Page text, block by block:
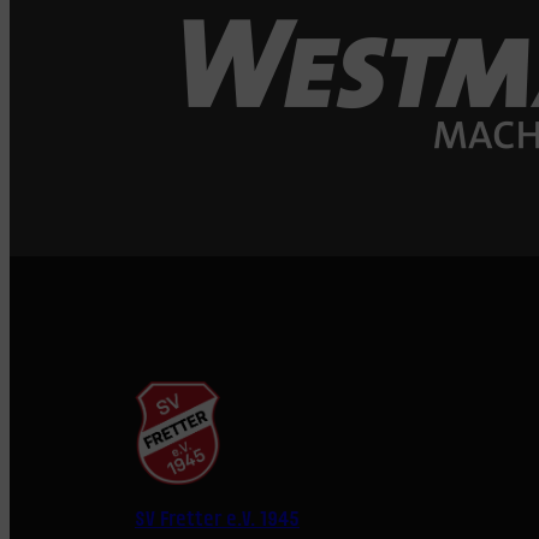
SV Fretter e.V. 1945